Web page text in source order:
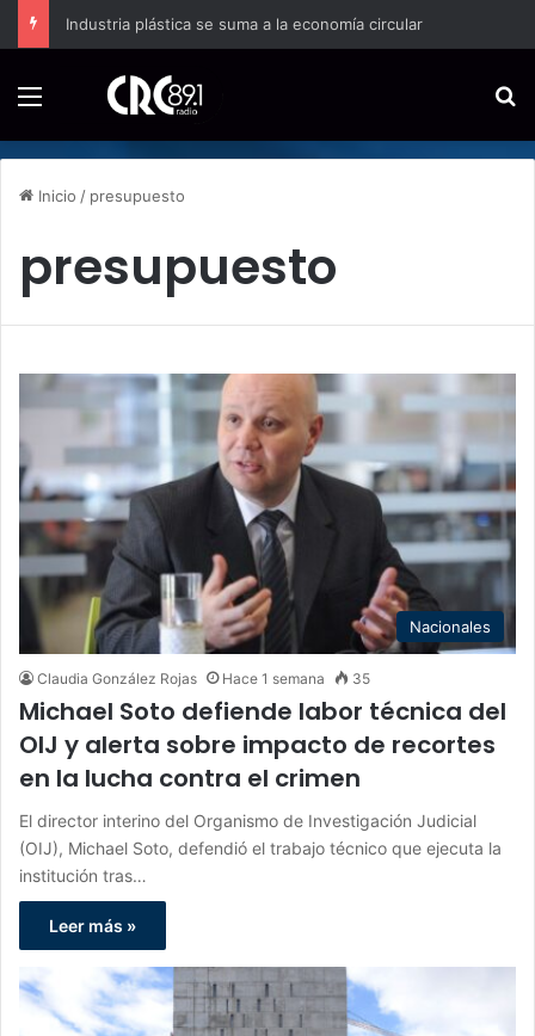
Industria plástica se suma a la economía circular
Inicio / presupuesto
presupuesto
Nacionales
Claudia González Rojas Hace 1 semana 35
Michael Soto defiende labor técnica del
OIJ y alerta sobre impacto de recortes
en la lucha contra el crimen
El director interino del Organismo de Investigación Judicial
(OIJ), Michael Soto, defendió el trabajo técnico que ejecuta la
institución tras…
Leer más »